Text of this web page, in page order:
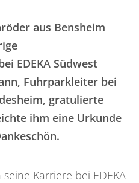
aus Bensheim
EDEKA Südwest
Fuhrparkleiter bei
gratulierte
ihm eine Urkunde
Karriere bei EDEKA